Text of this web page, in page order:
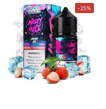
-25%